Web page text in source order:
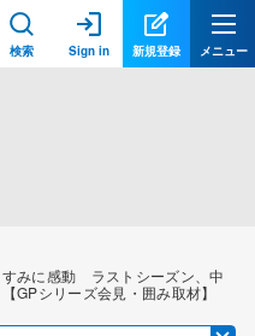
検索 Sign in 新規登録 メニュー
みに感動 ラストシーズン、中
シリーズ会見・囲み取材】